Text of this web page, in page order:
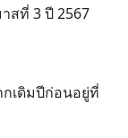
สที่ 3 ปี 2567
กเดิมปีก่อนอยู่ที่